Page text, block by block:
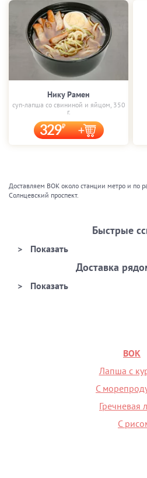
Нику Рамен
суп-лапша со свининой и яйцом, 350
г.
329
Доставляем ВОК около станции метро и по
Солнцевский проспект.
Быстрые
Доставка
ВОК
Лапша с
С
Гречневая
С